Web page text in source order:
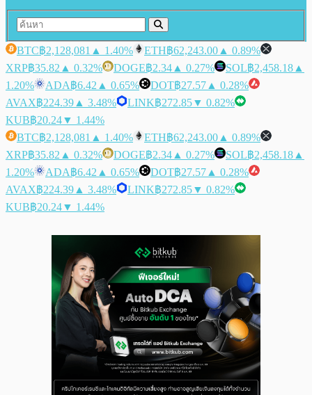
BTC฿2,128,081 ▲ 1.40% ETH฿62,243.00 ▲ 0.89%
XRP฿35.82 ▲ 0.32% DOGE฿2.34 ▲ 0.27% SOL฿2,458.18 ▲
1.20%
ADA฿6.42 ▲ 0.65% DOT฿27.57 ▲ 0.28%
AVAX฿224.39 ▲ 3.48% LINK฿272.85▼ 0.82%
KUB฿20.24▼ 1.44%
BTC฿2,128,081 ▲ 1.40% ETH฿62,243.00 ▲ 0.89%
XRP฿35.82 ▲ 0.32% DOGE฿2.34 ▲ 0.27% SOL฿2,458.18 ▲
1.20%
ADA฿6.42 ▲ 0.65% DOT฿27.57 ▲ 0.28%
AVAX฿224.39 ▲ 3.48% LINK฿272.85▼ 0.82%
KUB฿20.24▼ 1.44%